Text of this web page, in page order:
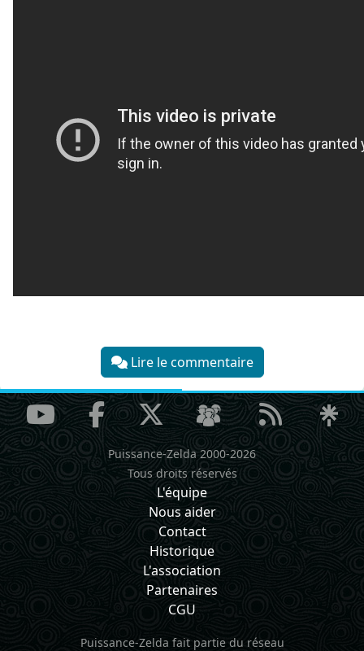
Lire le commentaire
Puissance-Zelda 2000-2026
Tous droits réservés
L'équipe
Nous aider
Contact
Historique
L'association
Partenaires
CGU
Puissance-Zelda fait partie du réseau